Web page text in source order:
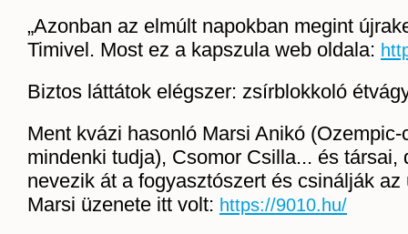
„Azonban az elmúlt napokban megint
Timivel. Most ez a kapszula web oldala:
Biztos láttátok elégszer: zsírblokkoló
Ment kvázi hasonló Marsi Anikó (Ozempic-
mindenki tudja), Csomor Csilla... és társai,
nevezik át a fogyasztószert és csinálják az
Marsi üzenete itt volt: https://9010.hu/